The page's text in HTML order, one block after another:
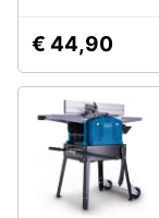
€ 44,90